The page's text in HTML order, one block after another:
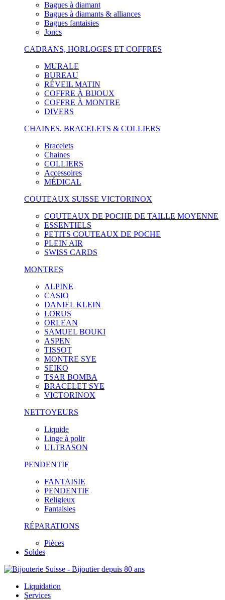
Bagues à diamant
Bagues à diamants & alliances
Bagues fantaisies
Joncs
CADRANS, HORLOGES ET COFFRES
MURALE
BUREAU
RÉVEIL MATIN
COFFRE À BIJOUX
COFFRE À MONTRE
DIVERS
CHAINES, BRACELETS & COLLIERS
Bracelets
Chaines
COLLIERS
Accessoires
MÉDICAL
COUTEAUX SUISSE VICTORINOX
COUTEAUX DE POCHE DE TAILLE MOYENNE
ESSENTIELS
PETITS COUTEAUX DE POCHE
PLEIN AIR
SWISS CARDS
MONTRES
ALPINE
CASIO
DANIEL KLEIN
LORUS
ORLEAN
SAMUEL BOUKI
ASPEN
TISSOT
MONTRE SYE
SEIKO
TSAR BOMBA
BRACELET SYE
VICTORINOX
NETTOYEURS
Liquide
Linge à polir
ULTRASON
PENDENTIF
FANTAISIE
PENDENTIF
Religieux
Fantaisies
RÉPARATIONS
Pièces
Soldes
Liquidation
Services